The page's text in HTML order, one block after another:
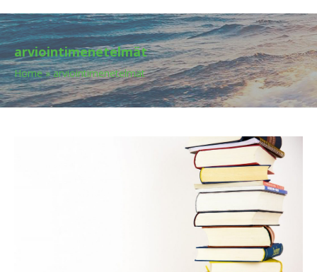
arviointimenetelmät
Home »arviointimenetelmät